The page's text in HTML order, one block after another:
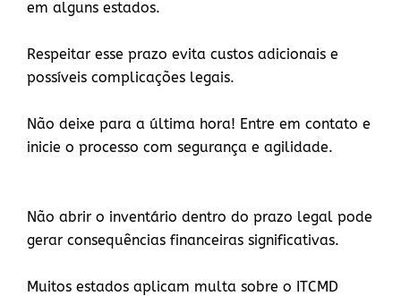
em alguns estados.
Respeitar esse prazo evita custos adicionais e
possíveis complicações legais.
Não deixe para a última hora! Entre em contato e
inicie o processo com segurança e agilidade.
Não abrir o inventário dentro do prazo legal pode
gerar consequências financeiras significativas.
Muitos estados aplicam multa sobre o ITCMD